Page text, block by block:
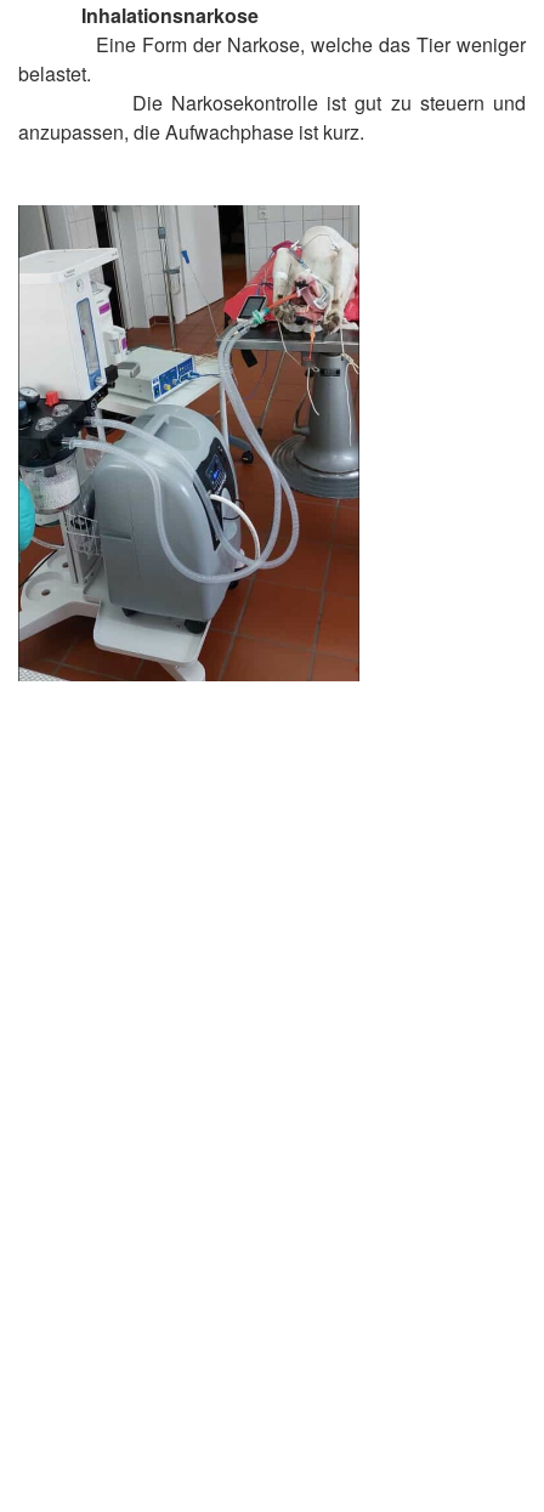
Inhalationsnarkose
Eine Form der Narkose, welche das Tier weniger
belastet.
Die Narkosekontrolle ist gut zu steuern und
anzupassen, die Aufwachphase ist kurz.